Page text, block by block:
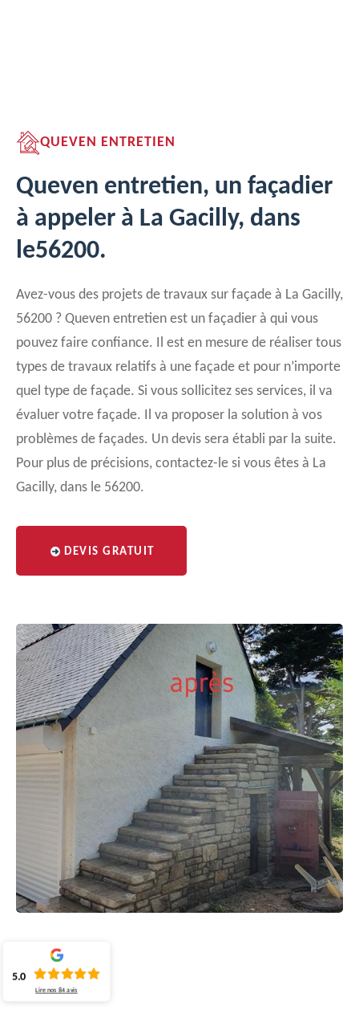
QUEVEN ENTRETIEN
Queven entretien, un façadier
à appeler à La Gacilly, dans
le56200.
Avez-vous des projets de travaux sur façade à La Gacilly,
56200 ? Queven entretien est un façadier à qui vous
pouvez faire confiance. Il est en mesure de réaliser tous
types de travaux relatifs à une façade et pour n’importe
quel type de façade. Si vous sollicitez ses services, il va
évaluer votre façade. Il va proposer la solution à vos
problèmes de façades. Un devis sera établi par la suite.
Pour plus de précisions, contactez-le si vous êtes à La
Gacilly, dans le 56200.
DEVIS GRATUIT
5.0
Lire nos84 avis